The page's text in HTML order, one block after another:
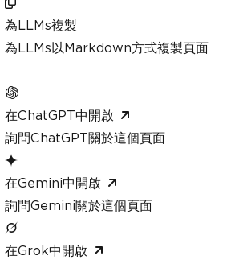
為LLMs複製
為LLMs以Markdown方式複製頁面
在ChatGPT中開啟
詢問ChatGPT關於這個頁面
在Gemini中開啟
詢問Gemini關於這個頁面
在Grok中開啟